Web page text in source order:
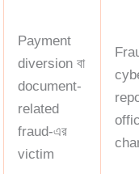
Payment
diversion বা
document-
related
fraud-এর
victim